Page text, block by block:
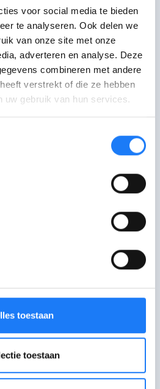
voor social media te bieden
te analyseren. Ook delen we
van onze site met onze
adverteren en analyse. Deze
combineren met andere
verstrekt of die ze hebben
uw gebruik van hun services.
toestaan
toestaan
het niet eens met
rechtszaak rond de
Sanda Dia en deelde
van
. Hij werd
door de
uitstel en 800 euro
in Nederland je nog iets?
voor een paar
jongere deelde het
op sociale media
Zo groeide het
massa-evenement. Er
en er raakten
gewond. Ook die